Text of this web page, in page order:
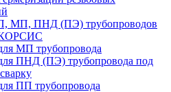
МП, ПНД (ПЭ) трубопроводов
МП трубопровода
ПНД (ПЭ) трубопровода под
ПП трубопровода